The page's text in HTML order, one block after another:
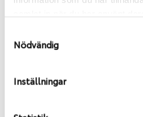
Nödvändig
Inställningar
årens lopp och inte vara
bilen hade ut från fabrik.